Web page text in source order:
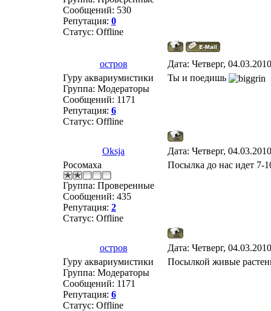
Сообщений: 530
Репутация: 0
Статус: Offline
остров
Дата: Четверг,
Гуру аквариумистики
Группа: Модераторы
Сообщений: 1171
Репутация: 6
Статус: Offline
Ты и поедишь
Oksja
Дата: Четверг,
Росомаха
Группа: Проверенные
Сообщений: 435
Репутация: 2
Статус: Offline
Посылка до нас идет 7-
остров
Дата: Четверг,
Гуру аквариумистики
Группа: Модераторы
Сообщений: 1171
Репутация: 6
Статус: Offline
Посылкой живые